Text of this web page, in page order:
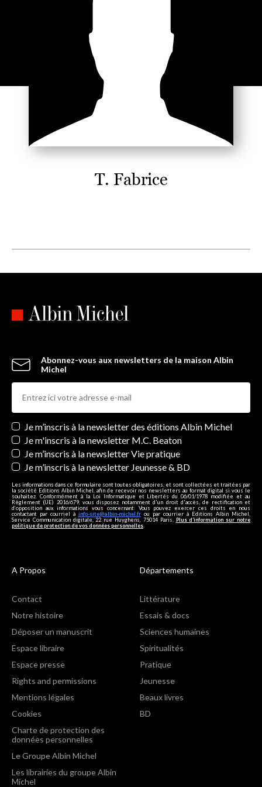
T. Fabrice
Abonnez-vous aux newsletters de la maison Albin
Michel
Newsletters
Je m’inscris à la newsletter des éditions Albin Michel
Je m'inscris à la newsletter M.C. Beaton
Je m’inscris à la newsletter Vie pratique
Je m’inscris à la newsletter Jeunesse & BD
Les informations dans ce formulaire sont toutes obligatoires, et sont collectées et traitées par
la société Editions Albin Michel, afin de recevoir nos newsletters au format digital si vous le
souhaitez. Conformément à la Loi Informatique et Libertés du 06/01/1978 modifiée et au
Règlement (UE) 2016/679, vous disposez notamment d'un droit d'accès, de rectification et
d’opposition aux informations vous concernant. Vous pouvez exercer ces droits en nous
contactant par courriel à info-site@albin-michel.fr ou par courrier à Editions Albin Michel,
Service Communication digitale, 22 rue Huyghens, 75014 Paris. Plus d’information sur notre
politique de protection de vos données personnelles
A Propos
Contact
Notre histoire
Déposer un manuscrit
Espace libraire
Espace presse
Rights and permissions
Mentions légales
Cookies
Charte de protection des
données personnelles
Le Groupe Albin Michel
Les librairies du groupe Albin
Michel
Départements
Littérature
Essais & docs
Sciences humaines
Spiritualités
Pratique
Jeunesse
Beaux livres
BD